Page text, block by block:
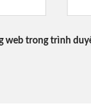
web trong trình